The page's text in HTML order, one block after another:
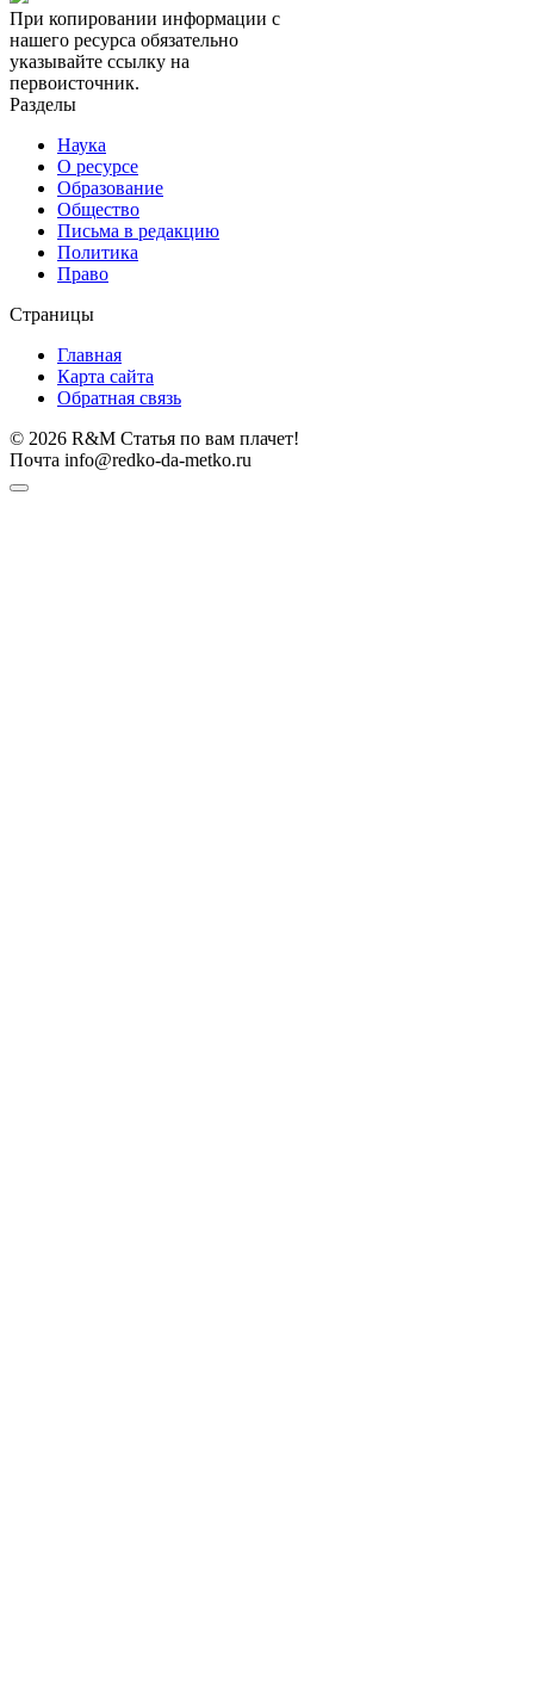
При копировании информации с
нашего ресурса обязательно
указывайте ссылку на
первоисточник.
Разделы
Наука
О ресурсе
Образование
Общество
Письма в редакцию
Политика
Право
Страницы
Главная
Карта сайта
Обратная связь
© 2026 R&M Статья по вам плачет!
Почта info@redko-da-metko.ru